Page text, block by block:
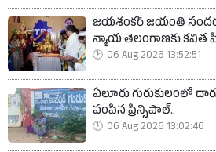
జయశంకర్ జయంతి
న్యాయ తెలంగాణకు కవిత
06 Aug 2026 13:52:51
ఏలూరు గురుకులంలో
పంపిన ప్రిన్సిపాల్..
06 Aug 2026 13:02:46